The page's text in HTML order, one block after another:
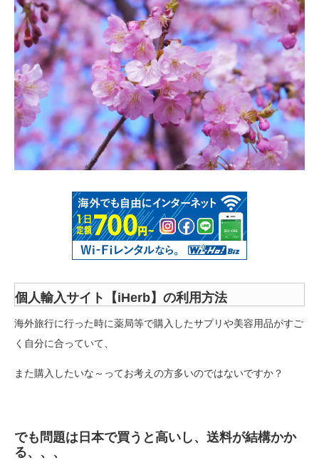
個人輸入サイト【iHerb】の利用方法
海外旅行に行った時に薬局等で購入したサプリや美容用品がすご
く自分に合っていて、
また購入したいな～ってお考えの方多いのではないですか？
でも問題は 日本で買うと高いし、送料が結構かか
る、、、